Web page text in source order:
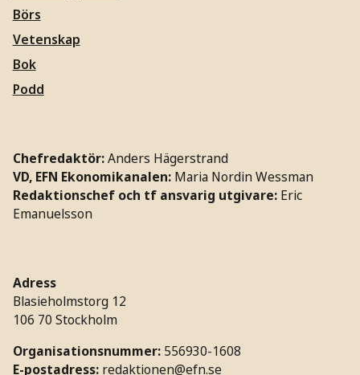
Börs
Vetenskap
Bok
Podd
Chefredaktör:Anders Hägerstrand
VD, EFN Ekonomikanalen: Maria Nordin Wessman
Redaktionschef och tf ansvarig utgivare: Eric
Emanuelsson
Adress
Blasieholmstorg 12
106 70 Stockholm
Organisationsnummer: 556930-1608
E-postadress: redaktionen@efn.se